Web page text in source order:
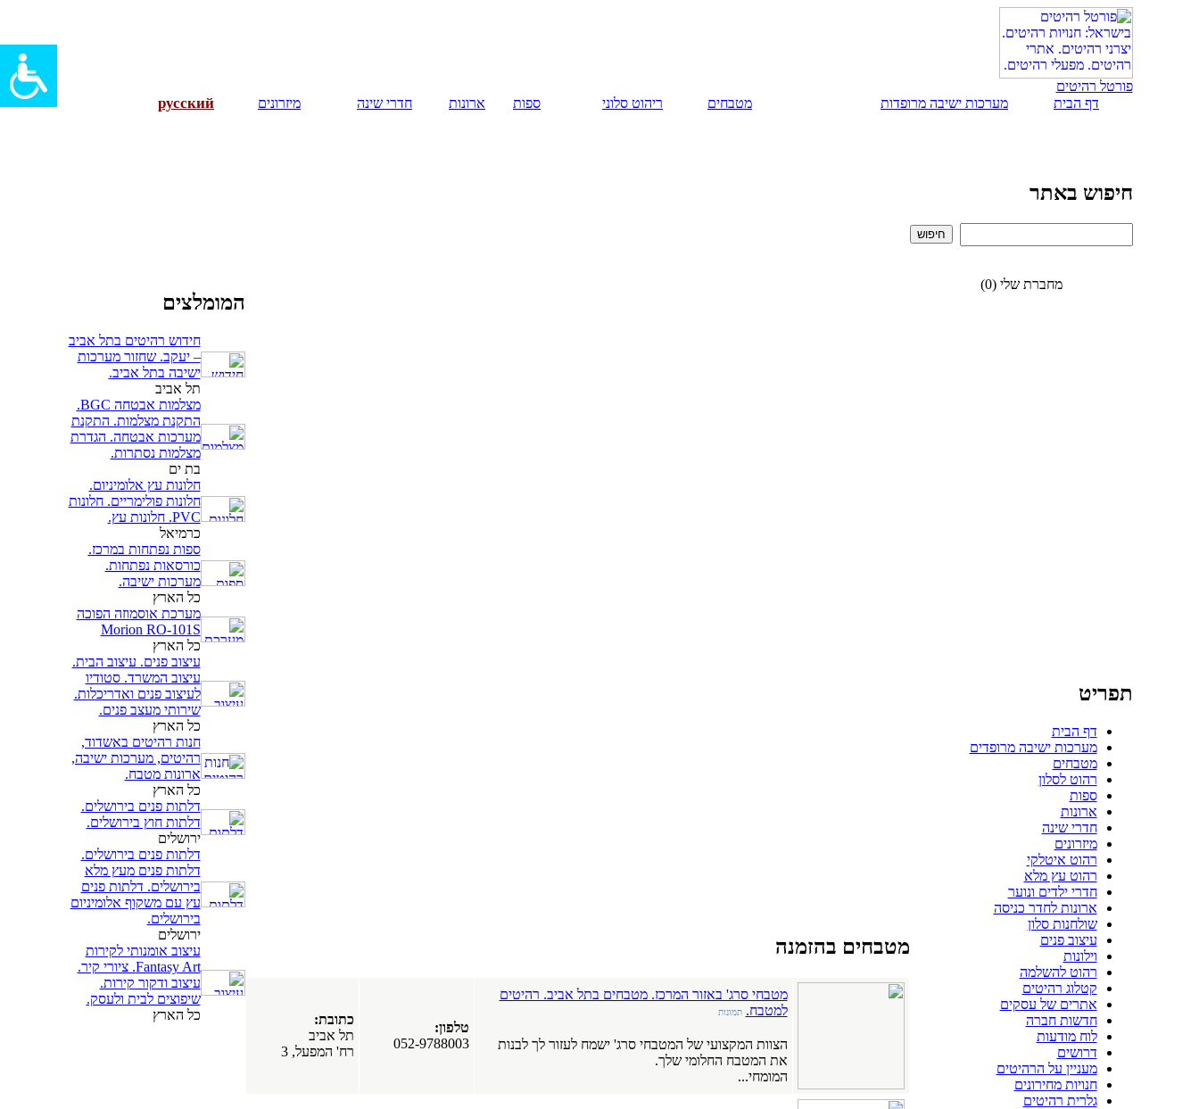
פורטל רהיטים
דף הבית
מערכות ישיבה מרופדות מטבחים ריהוט סלוני ספות ארונות חדרי שינה מיזרונים русский
חיפוש באתר
מחברת שלי (0)
תפריט
דף הבית
מערכות ישיבה מרופדים
מטבחים
רהוט לסלון
ספות
ארונות
חדרי שינה
מיזרונים
רהוט איטלקי
רהוט עץ מלא
חדרי ילדים ונוער
ארונות לחדר כניסה
שולחנות סלון
עיצוב פנים
וילונות
רהוט להשלמה
קטלוג רהיטים
אתרים של עסקים
חדשות חברה
לוח מודעות
דרושים
מעניין על הרהיטים
חנויות מחירונים
גלרית רהיטים
מטבחים בהזמנה
מטבחי סרג' באזור המרכז. מטבחים בתל אביב. רהיטים
למטבח. תמונות
הצוות המקצועי של המטבחי סרג' ישמח לעזור לך לבנות
את המטבח החלומי שלך.
המומחי...
טלפון:
052-9788003
כתובת:
תל אביב
רח' המפעל, 3
המומלצים
חידוש רהיטים בתל אביב
– יעקב. שחזור מערכות
ישיבה בתל אביב.
תל אביב
מצלמות אבטחה BGC.
התקנת מצלמות. התקנת
מערכות אבטחה. הגדרת
מצלמות נסתרות.
בת ים
חלונות עץ אלומיניום.
חלונות פולימריים. חלונות
PVC. חלונות עץ.
כרמיאל
ספות נפתחות במרכז.
כורסאות נפתחות.
מערכות ישיבה.
כל הארץ
מערכת אוסמוזה הפוכה
Morion RO-101S
כל הארץ
עיצוב פנים. עיצוב הבית.
עיצוב המשרד. סטודיו
לעיצוב פנים ואדריכלות.
שירותי מעצב פנים.
כל הארץ
חנות רהיטים באשדוד,
רהיטים, מערכות ישיבה,
ארונות מטבח.
כל הארץ
דלתות פנים בירושלים.
דלתות חוץ בירושלים.
ירושלים
דלתות פנים בירושלים.
דלתות פנים מעץ מלא
בירושלים. דלתות פנים
עץ עם משקוף אלומיניום
בירושלים.
ירושלים
עיצוב אומנותי לקירות
Fantasy Art. ציורי קיר.
עיצוב ודקור קירות.
שיפוצים לבית ולעסק.
כל הארץ